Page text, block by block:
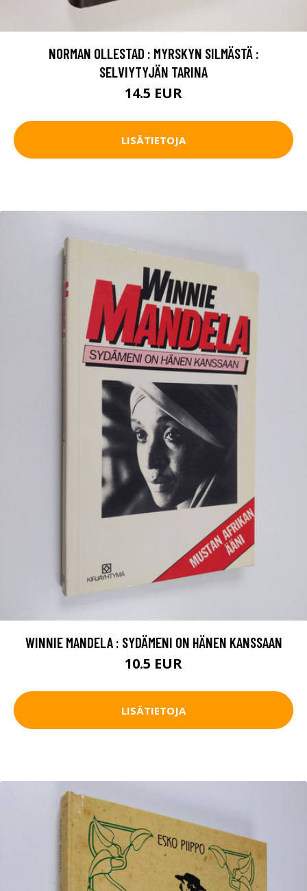
NORMAN OLLESTAD : MYRSKYN SILMÄSTÄ :
SELVIYTYJÄN TARINA
14.5 EUR
LISÄTIETOJA
WINNIE MANDELA : SYDÄMENI ON HÄNEN KANSSAAN
10.5 EUR
LISÄTIETOJA